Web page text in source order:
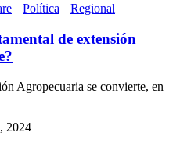
Política Regional
de extensión
Agropecuaria se convierte, en
2024